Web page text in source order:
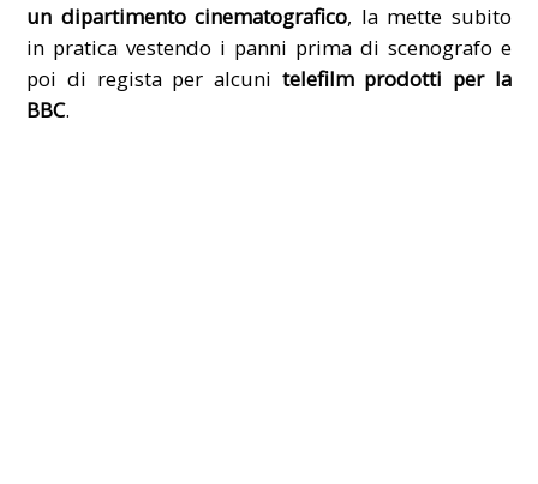
un dipartimento cinematografico, la mette subito
in pratica vestendo i panni prima di scenografo e
poi di regista per alcuni telefilm prodotti per la
BBC.